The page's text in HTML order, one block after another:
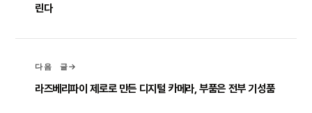
린다
다음 글
라즈베리파이 제로로 만든 디지털 카메라, 부품은 전부 기성품